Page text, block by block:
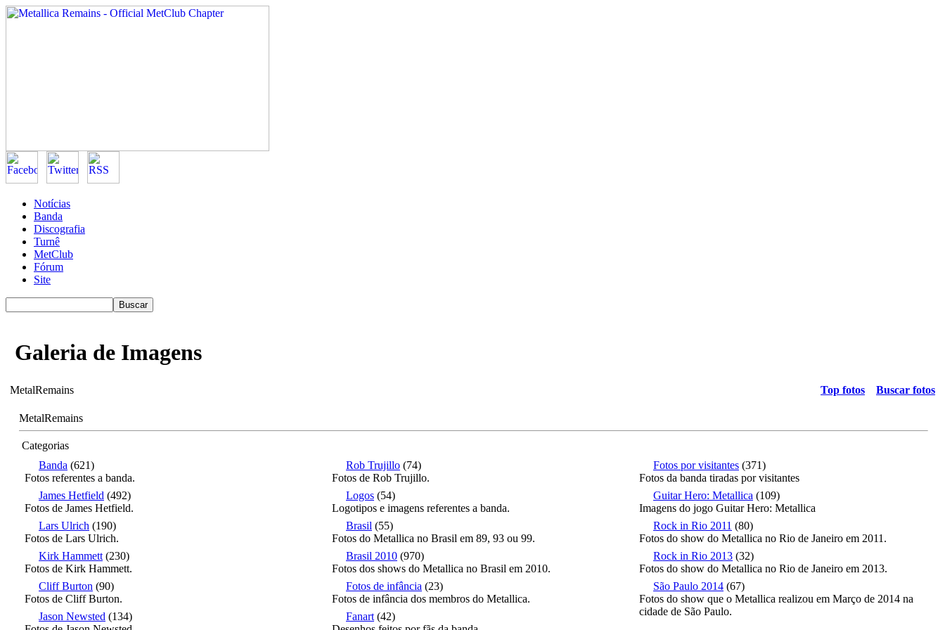
Notícias
Banda
Discografia
Turnê
MetClub
Fórum
Site
Galeria de Imagens
MetalRemains Top fotos Buscar fotos
MetalRemains
Categorias
Banda (621)
Fotos referentes a banda.
James Hetfield (492)
Fotos de James Hetfield.
Lars Ulrich (190)
Fotos de Lars Ulrich.
Kirk Hammett (230)
Fotos de Kirk Hammett.
Cliff Burton (90)
Fotos de Cliff Burton.
Jason Newsted (134)
Rob Trujillo (74)
Fotos de Rob Trujillo.
Logos (54)
Logotipos e imagens referentes a banda.
Brasil (55)
Fotos do Metallica no Brasil em 89, 93 ou 99.
Brasil 2010 (970)
Fotos dos shows do Metallica no Brasil em 2010.
Fotos de infância (23)
Fotos de infância dos membros do Metallica.
Fanart (42)
Fotos por visitantes (371)
Fotos da banda tiradas por visitantes
Guitar Hero: Metallica (109)
Imagens do jogo Guitar Hero: Metallica
Rock in Rio 2011 (80)
Fotos do show do Metallica no Rio de Janeiro em 2011.
Rock in Rio 2013 (32)
Fotos do show do Metallica no Rio de Janeiro em 2013.
São Paulo 2014 (67)
Fotos do show que o Metallica realizou em Março de 2014 na
cidade de São Paulo.